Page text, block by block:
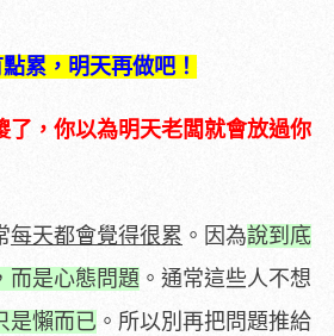
累，明天再做吧！
了，你以為明天老闆就會放過你
每天都會覺得很累 。因為說到底
而是心態問題 。通常這些人不想
是懶而已 。所以別再把問題推給